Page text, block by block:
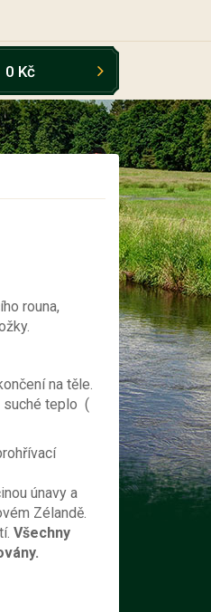
0 Kč
rouna,
na těle.
suché teplo (
únavy a
Zélandě.
Všechny